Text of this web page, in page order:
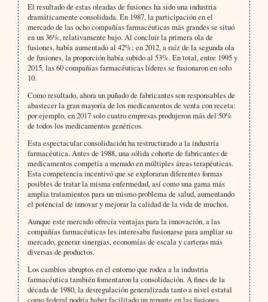
El resultado de estas oleadas de fusiones ha sido una industria
dramáticamente consolidada. En 1987, la participación en el
mercado de las ocho compañías farmacéuticas más grandes se situó
en un 36%, relativamente bajo. Al concluir la primera ola de
fusiones, había aumentado al 42%; en 2012, a raíz de la segunda ola
de fusiones, la proporción había subido al 53%. En total, entre 1995 y
2015, las 60 compañías farmacéuticas líderes se fusionaron en solo
10.
Como resultado, ahora un puñado de fabricantes son responsables de
abastecer la gran mayoría de los medicamentos de venta con receta:
por ejemplo, en 2017 solo cuatro empresas produjeron más del 50%
de todos los medicamentos genéricos.
Esta espectacular consolidación ha restructurado a la industria
farmacéutica. Antes de 1988, una sólida cohorte de fabricantes de
medicamentos competía a menudo en múltiples áreas terapéuticas.
Esta competencia incentivó que se exploraran diferentes formas
posibles de tratar la misma enfermedad, así como una gama más
amplia tratamientos para un mismo problema de salud, aumentando
el potencial de innovar y mejorar la calidad de la vida de muchos.
Aunque este mercado ofrecía ventajas para la innovación, a las
compañías farmacéuticas les interesaba fusionarse para ampliar su
mercado, generar sinergias, economías de escala y carteras más
diversas de productos.
Los cambios abruptos en el entorno que rodea a la industria
farmacéutica también fomentaron la consolidación. A fines de la
década de 1980, la desregulación generalizada tanto a nivel estatal
como federal podría haber facilitado un repunte en las fusiones,